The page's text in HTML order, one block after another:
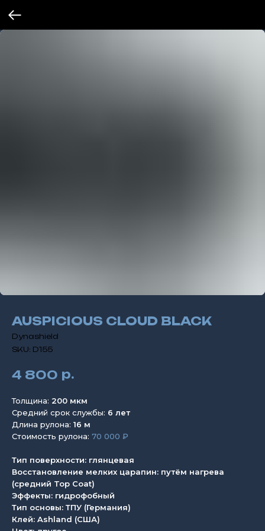
AUSPICIOUS CLOUD BLACK
Dynashield
SKU: D155
4 800 р.
Толщина: 200 мкм
Средний срок службы: 6 лет
Длина рулона: 16 м
Стоимость рулона: 70 000 ₽
Тип поверхности: глянцевая
Восстановление мелких царапин: путём нагрева
(средний Top Coat)
Эффекты: гидрофобный
Тип основы: ТПУ (Германия)
Клей: Ashland (США)